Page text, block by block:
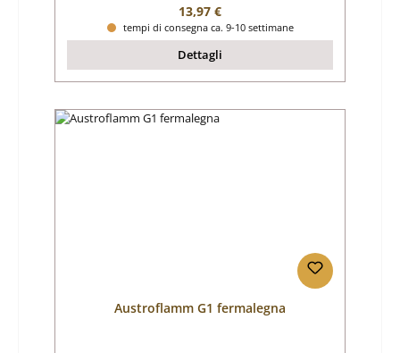
Prezzo normale:
13,97 €
tempi di consegna ca. 9-10 settimane
Dettagli
Austroflamm G1 fermalegna